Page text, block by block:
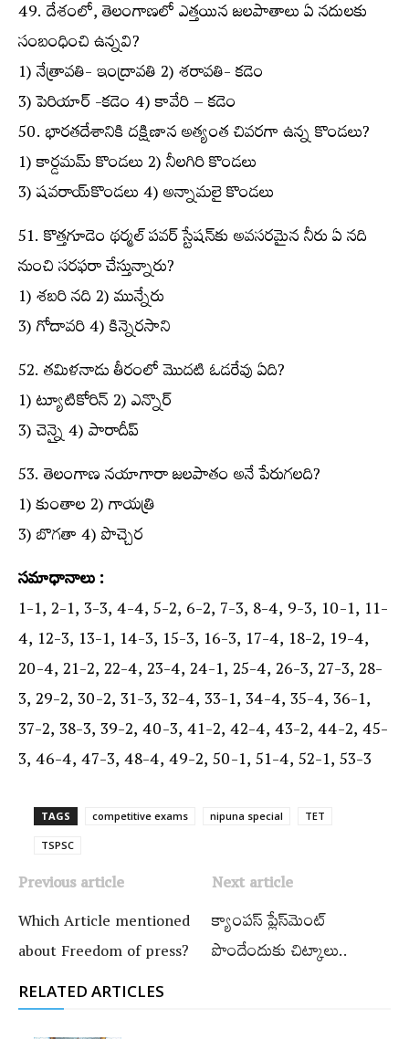
49. దేశంలో, తెలంగాణలో ఎత్తయిన జలపాతాలు ఏ నదులకు
సంబంధించి ఉన్నవి?
1) నేత్రావతి- ఇంద్రావతి 2) శరావతి- కడెం
3) పెరియార్ -కడెం 4) కావేరి – కడెం
50. భారతదేశానికి దక్షిణాన అత్యంత చివరగా ఉన్న కొండలు?
1) కార్డమమ్ కొండలు 2) నీలగిరి కొండలు
3) షవరాయ్‌కొండలు 4) అన్నామలై కొండలు
51. కొత్తగూడెం థర్మల్ పవర్ స్టేషన్‌కు అవసరమైన నీరు ఏ నది
నుంచి సరఫరా చేస్తున్నారు?
1) శబరి నది 2) మున్నేరు
3) గోదావరి 4) కిన్నెరసాని
52. తమిళనాడు తీరంలో మొదటి ఓడరేవు ఏది?
1) ట్యూటికోరిన్ 2) ఎన్నొర్
3) చెన్నై 4) పారాదీప్
53. తెలంగాణ నయాగారా జలపాతం అనే పేరుగలది?
1) కుంతాల 2) గాయత్రి
3) బొగతా 4) పొచ్చెర
సమాధానాలు :
1-1, 2-1, 3-3, 4-4, 5-2, 6-2, 7-3, 8-4, 9-3, 10-1, 11-
4, 12-3, 13-1, 14-3, 15-3, 16-3, 17-4, 18-2, 19-4,
20-4, 21-2, 22-4, 23-4, 24-1, 25-4, 26-3, 27-3, 28-
3, 29-2, 30-2, 31-3, 32-4, 33-1, 34-4, 35-4, 36-1,
37-2, 38-3, 39-2, 40-3, 41-2, 42-4, 43-2, 44-2, 45-
3, 46-4, 47-3, 48-4, 49-2, 50-1, 51-4, 52-1, 53-3
TAGS competitive exams nipuna special TET
TSPSC
Previous article
Which Article mentioned
about Freedom of press?
Next article
క్యాంపస్ ప్లేస్‌మెంట్
పొందేందుకు చిట్కాలు..
RELATED ARTICLES